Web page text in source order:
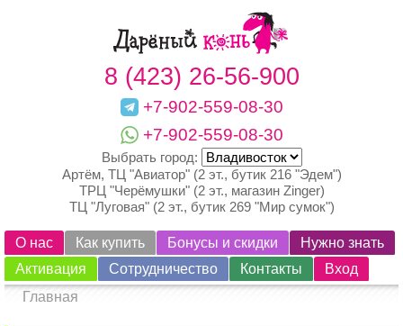
8 (423) 26-56-900
+7-902-559-08-30
+7-902-559-08-30
Выбрать город:
Артём, ТЦ "Авиатор" (2 эт., бутик 216 "Эдем")
ТРЦ "Черёмушки" (2 эт., магазин Zinger)
ТЦ "Луговая" (2 эт., бутик 269 "Мир сумок")
О нас Как купить Бонусы и скидки
Нужно знать
Активация
Сотрудничество Контакты
Вход
Главная